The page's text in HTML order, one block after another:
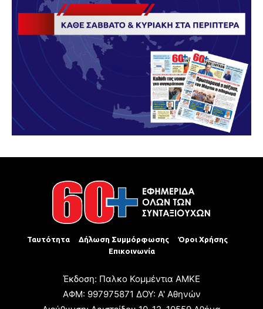
Ταυτότητα Δήλωση Συμμόρφωσης
Όροι Χρήσης
Επικοινωνία
Έκδοση: Παλκο Κομμέντια ΑΜΚΕ
ΑΦΜ: 997975871 ΔΟΥ: Α' Αθηνών